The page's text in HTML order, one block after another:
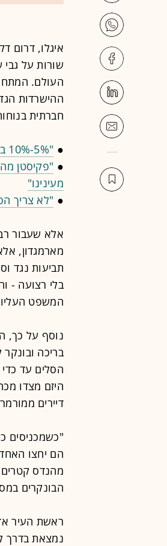
שורות על
העולם.
ההישרדות
חברתית
● "5%-10% בהייטק עלולים למצוא עצמם בלי עבודה השנה"
● "פקיסטן
מעינינו"
● "לא צריך
אלא שעבור
מארמגדון,
תביעות נגד
בלי רצועה -
המשפט
נוסף על כך,
בריכה
הסלים עד
היזם מצדו
דיירים
"כשמכניסים
הם יחצו
מהנדס
הבונקרים
ראשת העיר
נמצאת בדרך